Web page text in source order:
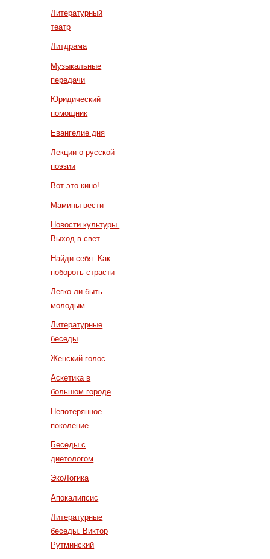
Литературный
театр
Литдрама
Музыкальные
передачи
Юридический
помощник
Евангелие дня
Лекции о русской
поэзии
Вот это кино!
Мамины вести
Новости культуры.
Выход в свет
Найди себя. Как
побороть страсти
Легко ли быть
молодым
Литературные
беседы
Женский голос
Аскетика в
большом городе
Непотерянное
поколение
Беседы с
диетологом
ЭкоЛогика
Апокалипсис
Литературные
беседы. Виктор
Рутминский